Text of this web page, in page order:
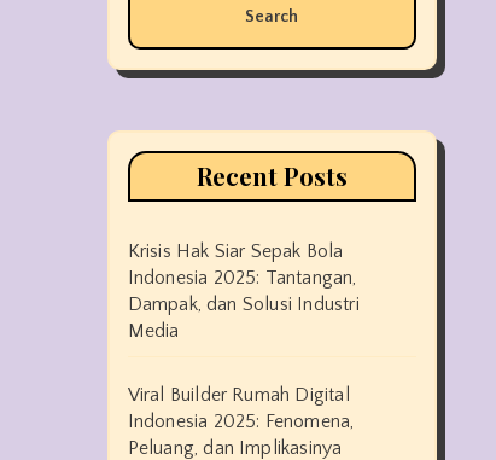
Recent Posts
Krisis Hak Siar Sepak Bola
Indonesia 2025: Tantangan,
Dampak, dan Solusi Industri
Media
Viral Builder Rumah Digital
Indonesia 2025: Fenomena,
Peluang, dan Implikasinya